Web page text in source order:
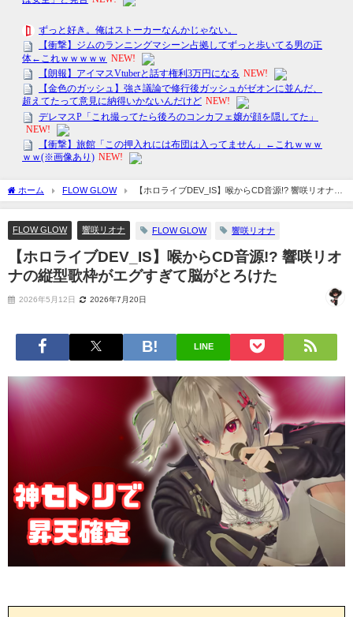
ホーム FLOW GLOW
【ホロライブDEV_IS】喉からCD音源!? 響咲リオナの
縦型歌枠がエグすぎて脳がとろけた
FLOW GLOW 響咲リオナ FLOW GLOW 響咲リオナ
【ホロライブDEV_IS】喉からCD音源!? 響咲リオ
ナの縦型歌枠がエグすぎて脳がとろけた
2026年5月12日 2026年7月20日
LINE